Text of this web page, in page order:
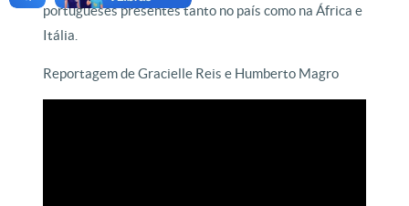
portugueses presentes tanto no país como na África e
Itália.
Reportagem de Gracielle Reis e Humberto Magro